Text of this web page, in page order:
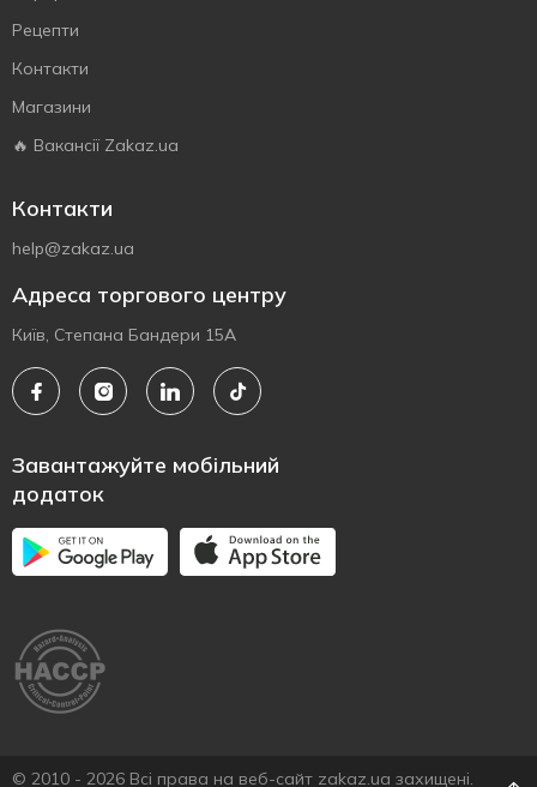
Рецепти
Контакти
Магазини
🔥 Вакансії Zakaz.ua
Контакти
help@zakaz.ua
Адреса торгового центру
Київ, Степана Бандери 15А
Завантажуйте мобільний
додаток
© 2010 - 2026 Всі права на веб-сайт zakaz.ua захищені.